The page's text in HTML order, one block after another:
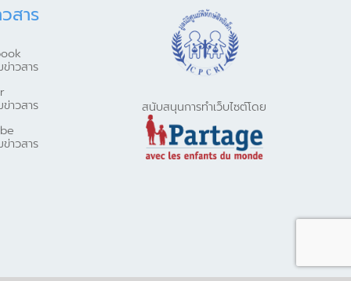
สาร
าวสาร
าวสาร
าวสาร
สนับสนุนการทำเว็บไซต์โดย